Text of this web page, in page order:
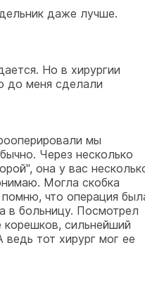
даже лучше.
Но в хирургии
до меня сделали
мы
Через несколько
она у вас
Могла скобка
что операция
в больницу. Посмотрел
сильнейший
тот хирург мог ее